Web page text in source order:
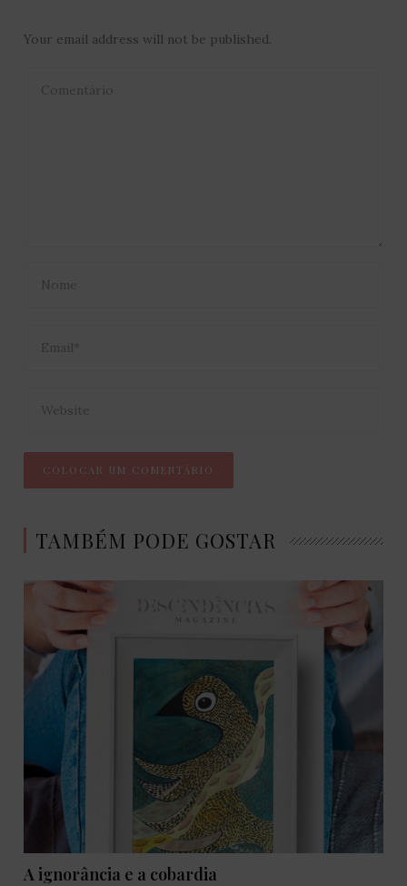
Your email address will not be published.
TAMBÉM PODE GOSTAR
A ignorância e a cobardia